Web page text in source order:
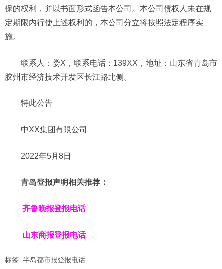
保的权利，并以书面形式函告本公司。本公司债权人未在规
定期限内行使上述权利的，本公司分立将按照法定程序实
施。
联系人：娄X，联系电话：139XX，地址：山东省青岛市
胶州市经济技术开发区长江路北侧。
特此公告
中XX集团有限公司
2022年5月8日
青岛登报声明相关推荐：
齐鲁晚报登报电话
山东商报登报电话
标签: 半岛都市报登报电话